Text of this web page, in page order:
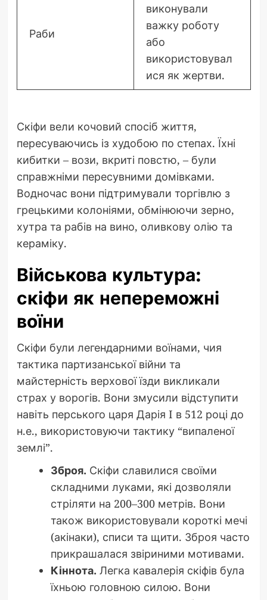
Раби
виконували
важку роботу
або
використовувал
ися як жертви.
Скіфи вели кочовий спосіб життя,
пересуваючись із худобою по степах. Їхні
кибитки – вози, вкриті повстю, – були
справжніми пересувними домівками.
Водночас вони підтримували торгівлю з
грецькими колоніями, обмінюючи зерно,
хутра та рабів на вино, оливкову олію та
кераміку.
Військова культура:
скіфи як непереможні
воїни
Скіфи були легендарними воїнами, чия
тактика партизанської війни та
майстерність верхової їзди викликали
страх у ворогів. Вони змусили відступити
навіть перського царя Дарія I в 512 році до
н.е., використовуючи тактику “випаленої
землі”.
Зброя. Скіфи славилися своїми
складними луками, які дозволяли
стріляти на 200–300 метрів. Вони
також використовували короткі мечі
(акінаки), списи та щити. Зброя часто
прикрашалася звіриними мотивами.
Кіннота. Легка кавалерія скіфів була
їхньою головною силою. Вони